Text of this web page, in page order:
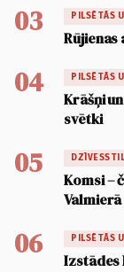
03 PILSĒTĀS
Rūjienas
04 PILSĒTĀS
Krāšņi
svētki
05
Komsi –
Valmierā
06 PILSĒTĀS
Izstādes